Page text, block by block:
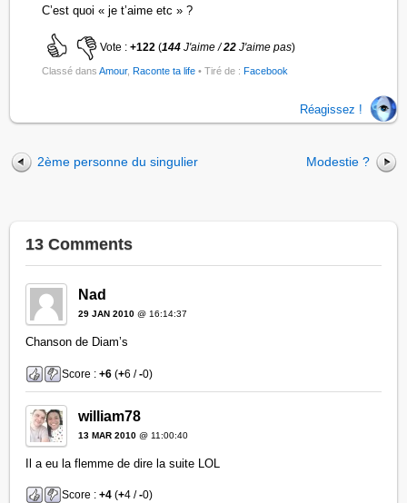
C’est quoi « je t’aime etc » ?
Vote :+122 (144J'aime /22 J'aime pas)
Classé dansAmour, Raconte ta life • Tiré de : Facebook
Réagissez !
2ème personne du singulier Modestie ?
13 Comments
Nad
29 JAN 2010 @ 16:14:37
Chanson de Diam’s
Score :+6 (+6 /-0)
william78
13 MAR 2010 @ 11:00:40
Il a eu la flemme de dire la suite LOL
Score :+4 (+4 /-0)